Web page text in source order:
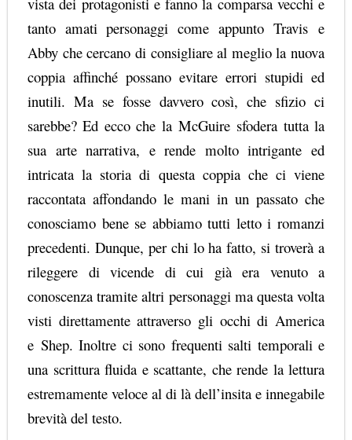
tanto amati personaggi come appuntoTravis e
Abby che cercano di consigliare al meglio la nuova
coppia affinché possano evitare errori stupidi ed
inutili. Ma se fosse davvero così, che sfizio ci
sarebbe? Ed ecco che la McGuiresfodera tutta la
sua arte narrativa, e rende molto intrigante ed
intricata la storia di questa coppia che ci viene
raccontata affondando le mani in un passato che
conosciamo bene se abbiamo tutti letto i romanzi
precedenti. Dunque, per chi lo ha fatto, si troverà a
rileggere di vicende di cui già era venuto a
conoscenza tramite altri personaggi ma questa volta
visti direttamente attraverso gli occhi di America
e Shep. Inoltre ci sono frequenti salti temporali e
una scrittura fluida e scattante, che rende la lettura
estremamente veloce al di là dell’insita e innegabile
brevità del testo.